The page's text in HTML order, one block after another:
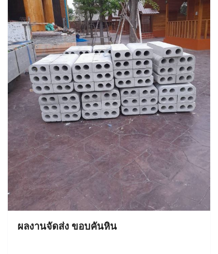
ผลงานจัดส่ง ขอบคันหิน